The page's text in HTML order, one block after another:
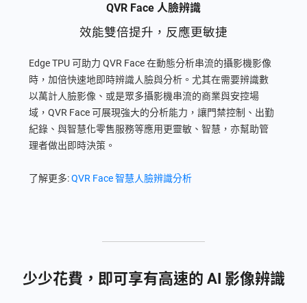
QVR Face 人臉辨識
效能雙倍提升，反應更敏捷
Edge TPU 可助力 QVR Face 在動態分析串流的攝影機影像
時，加倍快速地即時辨識人臉與分析。尤其在需要辨識數
以萬計人臉影像、或是眾多攝影機串流的商業與安控場
域，QVR Face 可展現強大的分析能力，讓門禁控制、出勤
紀錄、與智慧化零售服務等應用更靈敏、智慧，亦幫助管
理者做出即時決策。
了解更多:QVR Face 智慧人臉辨識分析
少少花費，即可享有高速的 AI 影像辨識